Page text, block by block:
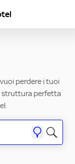
perdere i tuoi
struttura perfetta